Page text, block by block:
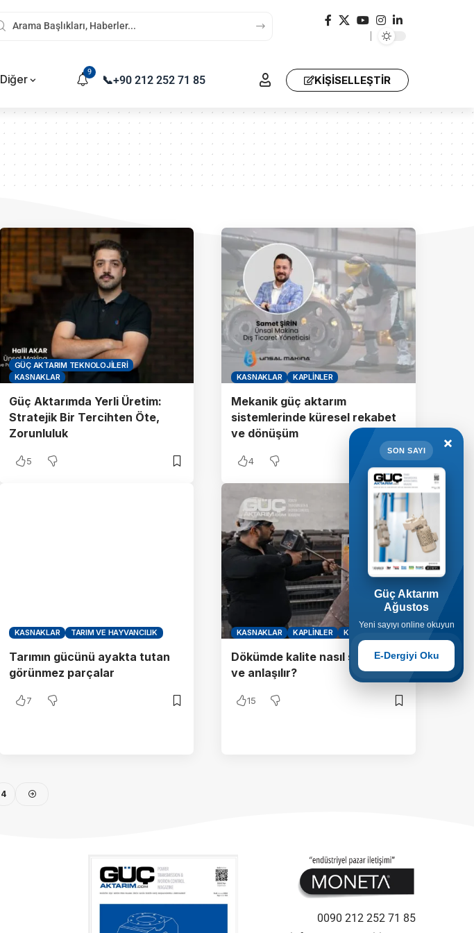
Diğer
9
📞+90 212 252 71 85 KIŞISELLEŞTIR
GÜÇ AKTARIM TEKNOLOJILERI
KASNAKLAR
Güç Aktarımda Yerli Üretim:
Stratejik Bir Tercihten Öte,
Zorunluluk
5
KASNAKLAR KAPLINLER
Mekanik güç aktarım
sistemlerinde küresel rekabet
ve dönüşüm
4
KASNAKLAR TARIM VE HAYVANCILIK
Tarımın gücünü ayakta tutan
görünmez parçalar
7
KASNAKLAR KAPLINLER KAVRAMALAR
Dökümde kalite nasıl sağlanır
ve anlaşılır?
15
4
0090 212 252 71 85
×
SON SAYI
Güç Aktarım
Ağustos
Yeni sayıyı online okuyun
E-Dergiyi Oku